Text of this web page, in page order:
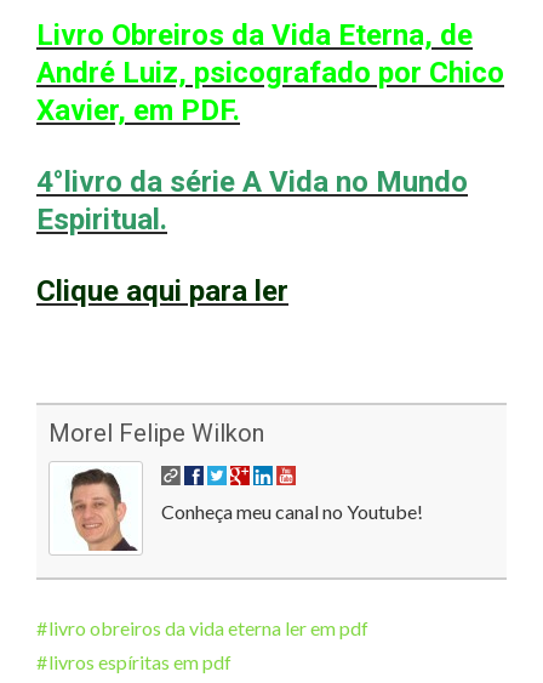
Livro Obreiros da Vida Eterna, de
André Luiz, psicografado por Chico
Xavier, em PDF.
4°livro da série A Vida no Mundo
Espiritual.
Clique aqui para ler
Morel Felipe Wilkon
Conheça meu canal no Youtube!
livro obreiros da vida eterna ler em pdf
livros espíritas em pdf